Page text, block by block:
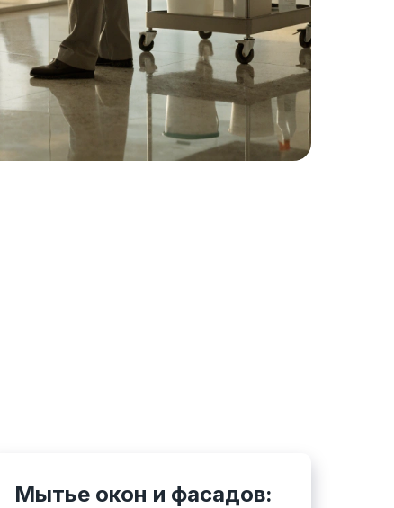
Мытье окон и фасадов: